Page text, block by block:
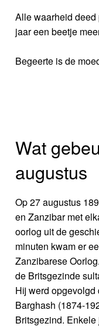
Alle waarheid deed
jaar een beetje
Begeerte is de
Wat
augustus
Op 27 augustus
en Zanzibar met
oorlog uit de
minuten kwam er
Zanzibarese
de Britsgezinde
Hij werd
Barghash (1874-
Britsgezind.